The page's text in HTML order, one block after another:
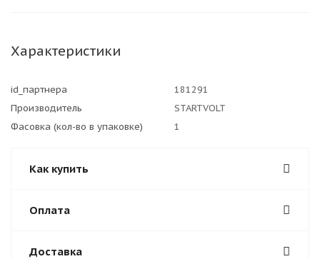
Характеристики
id_партнера
181291
Производитель
STARTVOLT
Фасовка (кол-во в упаковке)
1
Как купить
Оплата
Доставка